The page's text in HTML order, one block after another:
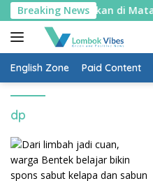
Skip
to
content
Breaking News
putih dibagikan di Mataram
English Zone Paid Content
dp